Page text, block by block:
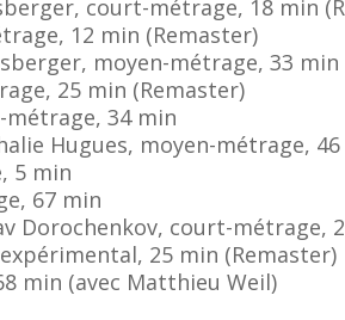
court-métrage, 18 min
12 min (Remaster)
moyen-métrage, 33 min
25 min (Remaster)
métrage, 34 min
Hugues, moyen-métrage,
5 min
67 min
Dorochenkov, court-métrage,
25 min (Remaster)
min (avec Matthieu Weil)